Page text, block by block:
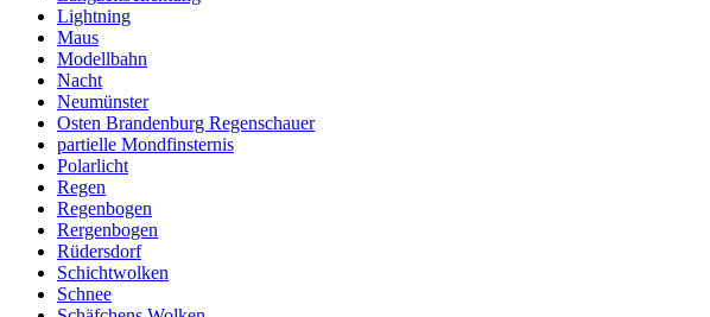
Lightning
Maus
Modellbahn
Nacht
Neumünster
Osten Brandenburg Regenschauer
partielle Mondfinsternis
Polarlicht
Regen
Regenbogen
Rergenbogen
Rüdersdorf
Schichtwolken
Schnee